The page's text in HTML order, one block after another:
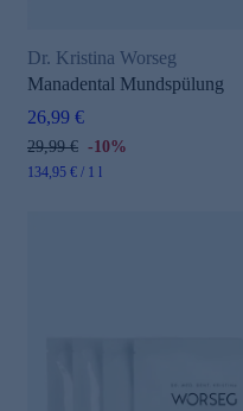
Dr. Kristina Worseg
Manadental Mundspülung
26,99 €
29,99 € -10%
134,95 € / 1 l